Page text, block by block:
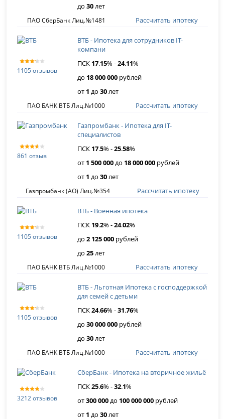
до30лет
ПАО СберБанк Лиц.№1481 Рассчитать ипотеку
1105 отзывов
ВТБ - Ипотека для сотрудников IT-
компани
ПСК 17.15% -24.11%
до 18 000 000 рублей
от 1 до30лет
ПАО БАНК ВТБ Лиц.№1000 Рассчитать ипотеку
861 отзыв
Газпромбанк - Ипотека для IT-
специалистов
ПСК 17.5% -25.58%
от 1 500 000до 18 000 000 рублей
от 1 до30лет
Газпромбанк (АО) Лиц.№354 Рассчитать ипотеку
1105 отзывов
ВТБ - Военная ипотека
ПСК 19.2% -24.02%
до2 125 000 рублей
до25лет
ПАО БАНК ВТБ Лиц.№1000 Рассчитать ипотеку
1105 отзывов
ВТБ - Льготная Ипотека с господдержкой
для семей с детьми
ПСК24.66% -31.76%
до30 000 000 рублей
до30лет
ПАО БАНК ВТБ Лиц.№1000 Рассчитать ипотеку
3212 отзывов
СберБанк - Ипотека на вторичное жильё
ПСК25.6% -32.1%
от300 000до 100 000 000 рублей
от 1 до30лет